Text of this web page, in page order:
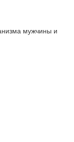
мужчины и